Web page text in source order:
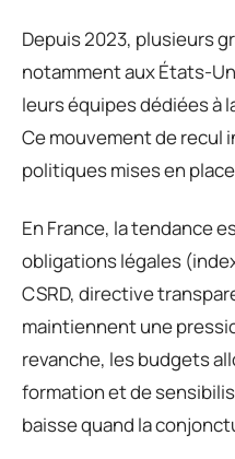
Depuis 2023, plusieurs
notamment aux États-
leurs équipes dédiées à
Ce mouvement de recul
politiques mises en
En France, la tendance
obligations légales
CSRD, directive
maintiennent une
revanche, les budgets
formation et de
baisse quand la